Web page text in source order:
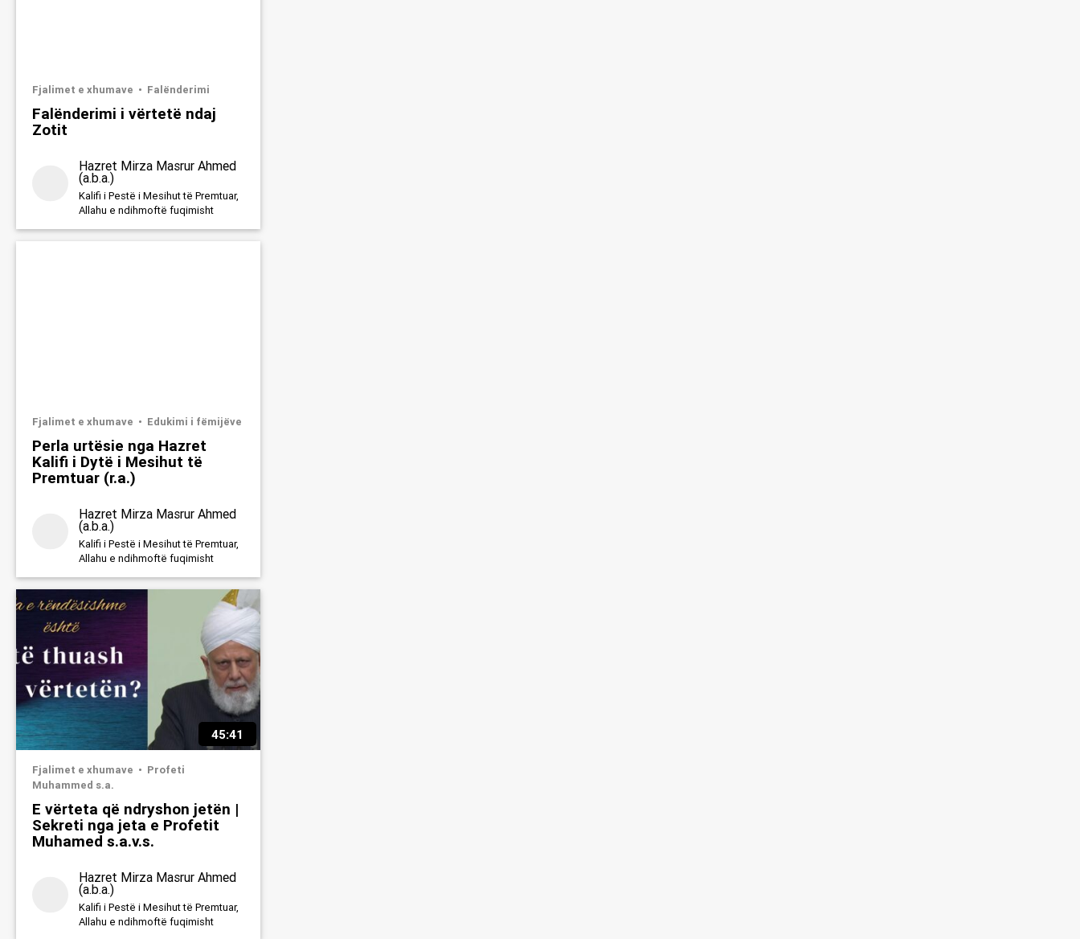
Fjalimet e xhumave Falënderimi
Falënderimi i vërtetë ndaj
Zotit
Hazret Mirza Masrur Ahmed
(a.b.a.)
Kalifi i Pestë i Mesihut të Premtuar,
Allahu e ndihmoftë fuqimisht
Fjalimet e xhumave Edukimi i fëmijëve
Perla urtësie nga Hazret
Kalifi i Dytë i Mesihut të
Premtuar (r.a.)
Hazret Mirza Masrur Ahmed
(a.b.a.)
Kalifi i Pestë i Mesihut të Premtuar,
Allahu e ndihmoftë fuqimisht
45:41
Fjalimet e xhumave
Profeti
Muhammed s.a.
E vërteta që ndryshon jetën |
Sekreti nga jeta e Profetit
Muhamed s.a.v.s.
Hazret Mirza Masrur Ahmed
(a.b.a.)
Kalifi i Pestë i Mesihut të Premtuar,
Allahu e ndihmoftë fuqimisht